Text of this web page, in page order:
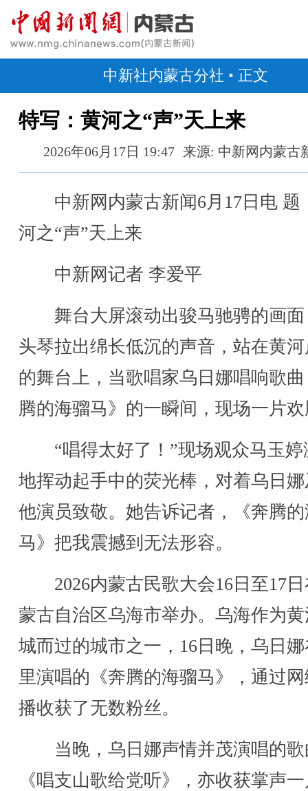
中新社内蒙古分社 • 正文
特写：黄河之“声”天上来
2026年06月17日 19:47 来源: 中新网内蒙古
中新网内蒙古新闻6月17日电 题
河之“声”天上来
中新网记者 李爱平
舞台大屏滚动出骏马驰骋的画面
头琴拉出绵长低沉的声音，站在黄
的舞台上，当歌唱家乌日娜唱响歌
腾的海骝马》的一瞬间，现场一片
“唱得太好了！”现场观众马玉婷
地挥动起手中的荧光棒，对着乌日
他演员致敬。她告诉记者，《奔腾
马》把我震撼到无法形容。
2026内蒙古民歌大会16日至17日
蒙古自治区乌海市举办。乌海作为
城而过的城市之一，16日晚，乌日
里演唱的《奔腾的海骝马》，通过
播收获了无数粉丝。
当晚，乌日娜声情并茂演唱的歌
《唱支山歌给党听》，亦收获掌声